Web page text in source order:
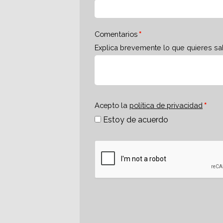
Comentarios
Explica brevemente lo que quieres
Acepto la política de privacidad
Estoy de acuerdo